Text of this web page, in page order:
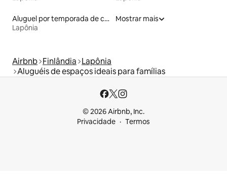
Aluguel por temporada de casas de hóspedes
Lapônia
Mostrar mais
Airbnb Finlândia Lapônia
Aluguéis de espaços ideais para famílias
© 2026 Airbnb, Inc.
Privacidade
Termos